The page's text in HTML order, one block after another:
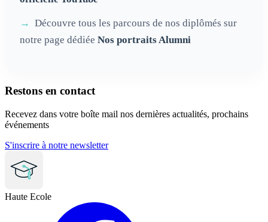
Découvre tous les parcours de nos diplômés sur
notre page dédiée Nos portraits Alumni
Restons en contact
Recevez dans votre boîte mail nos dernières actualités, prochains
événements
S'inscrire à notre newsletter
Haute Ecole